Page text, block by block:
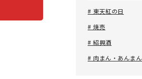
# 東天紅の日
# 焼売
# 紹興酒
# 肉まん・あんまん